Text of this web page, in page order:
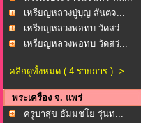
เหรียญหลวงปู่บุญ สันตจ...
เหรียญหลวงพ่อทบ วัดสว่...
เหรียญหลวงพ่อทบ วัดสว่...
คลิกดูทั้งหมด ( 4 รายการ ) ->
พระเครื่อง จ. แพร่
ครูบาสุข ธัมมชโย รุ่นท...